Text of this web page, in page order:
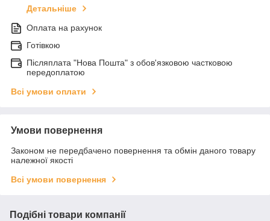
Детальніше
Оплата на рахунок
Готівкою
Післяплата "Нова Пошта" з обов'язковою частковою
передоплатою
Всі умови оплати
Умови повернення
Законом не передбачено повернення та обмін даного товару
належної якості
Всі умови повернення
Подібні товари компанії